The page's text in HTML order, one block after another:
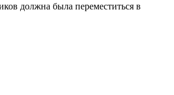
должна была переместиться в